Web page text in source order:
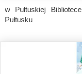
w Pułtuskiej
Pułtusku